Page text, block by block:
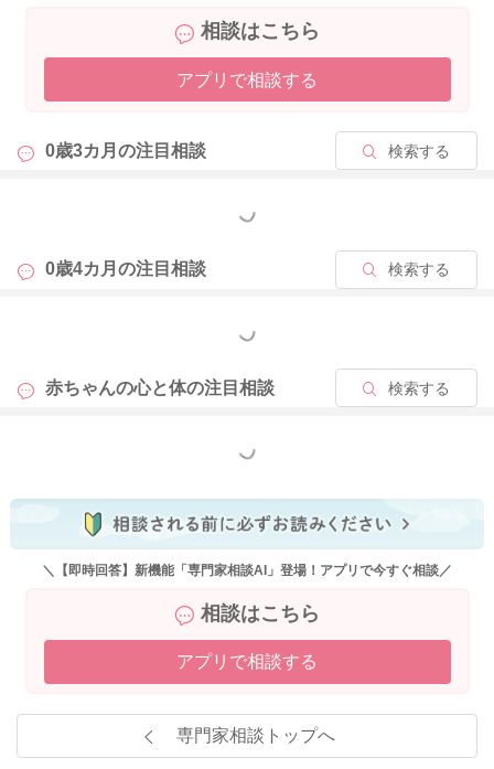
相談はこちら
アプリで相談する
0歳3カ月の注目相談 検索する
もっと見る
0歳4カ月の注目相談 検索する
もっと見る
赤ちゃんの心と体の注目相談 検索する
もっと見る
＼【即時回答】新機能「専門家相談AI」登場！アプリで今すぐ相談／
相談はこちら
アプリで相談する
専門家相談トップへ